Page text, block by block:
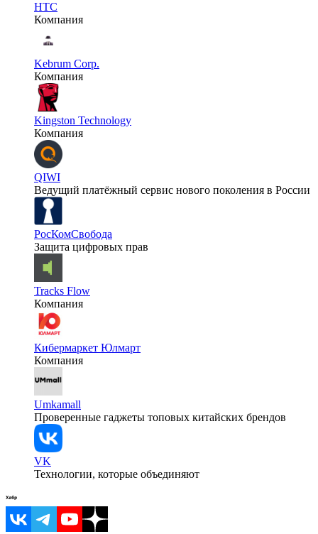
HTC
Компания
Kebrum Corp.
Компания
Kingston Technology
Компания
QIWI
Ведущий платёжный сервис нового поколения в России
РосКомСвобода
Защита цифровых прав
Tracks Flow
Компания
Кибермаркет Юлмарт
Компания
Umkamall
Проверенные гаджеты топовых китайских брендов
VK
Технологии, которые объединяют